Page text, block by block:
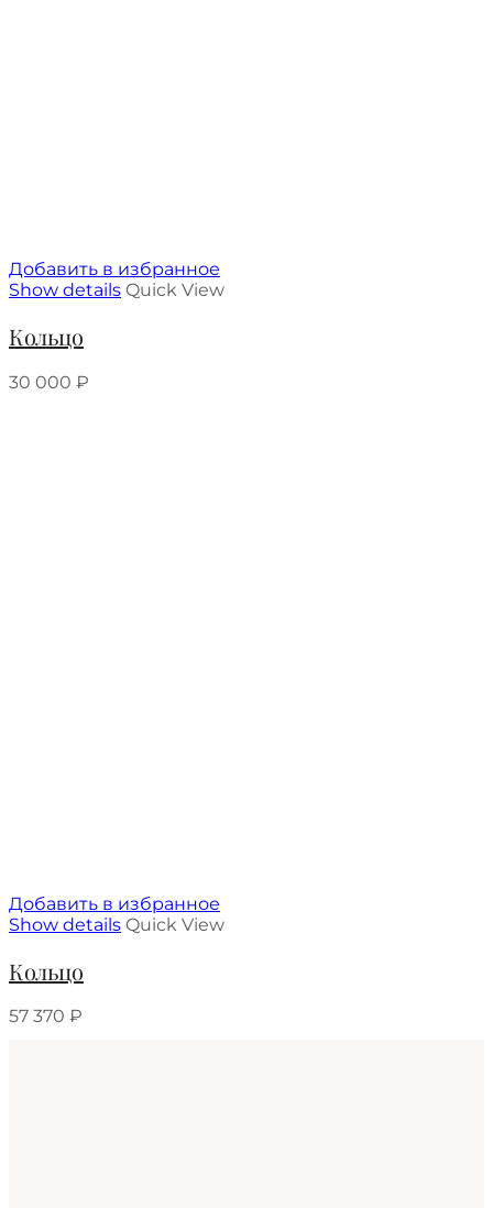
Добавить в избранное
Show details Quick View
Кольцо
30 000 ₽
Добавить в избранное
Show details Quick View
Кольцо
57 370 ₽